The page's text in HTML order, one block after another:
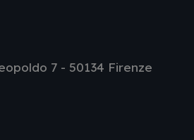
7 - 50134 Firenze